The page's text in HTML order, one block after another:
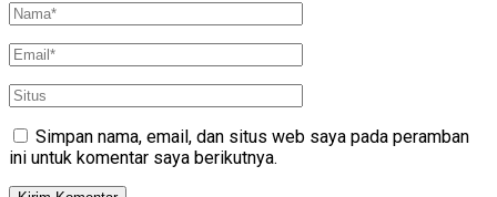
Simpan nama, email, dan situs web saya pada peramban
ini untuk komentar saya berikutnya.